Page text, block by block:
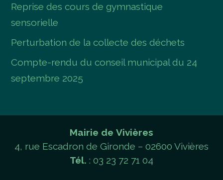
Reprise des cours de gymnastique
sensorielle
Perturbation de la collecte des déchets
Compte-rendu du conseil municipal du 24
septembre 2025
Mairie de Vivières
4, rue Escadron de Gironde – 02600 Vivières
Tél. : 03 23 72 71 04